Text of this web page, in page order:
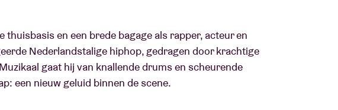
en een brede bagage als rapper, acteur en
Nederlandstalige hiphop, gedragen door krachtige
gaat hij van knallende drums en scheurende
een nieuw geluid binnen de scene.